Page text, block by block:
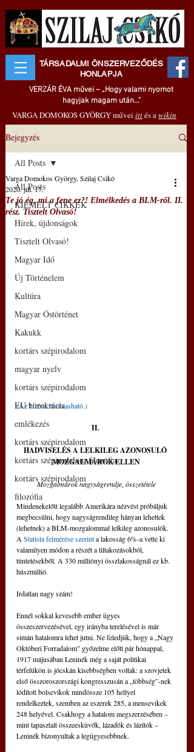
TÁRSADALMI ÖNSZERVEZŐDÉS
HONLAPJA
VERZÁR ÉVA művei – „Hogy valami nyomot
hagyjak magam után..."
VARGA DOMOKOS GYÖRGY művei ittés awikin
Bejegyzés
All Posts
KIEMELT CIKKEK
Hírek, újdonságok
Tisztelt Olvasó!
Magyar Idő
Új Történelem
Kultúra
Magyar Őstörténet
Kakukk
kortárs szépirodalom
magyar nyelv
kortárs szépirodalom
EU bürokrácia
emlékezés
kortárs szépirodalom
kortárs szépirodalom filozófia
kortárs szépirodalom
filozófia
All Posts
Te jó ég, mi a fene ez?! Elmélkedés a BLM-ről. II.
rész. Tisztelt Olvasó!
Varga Domokos György, Szilaj Csikó
2020. júl. 17.
(Az I. rész itt olvasható.)
II.
HADVISELÉS A LELKILEG AZONOSULÓ
MOZGALMÁROK ELLEN
Mozgalmárok nagyságrendje, összetétele
Mindenekelőtt legalább Amerikára nézvést próbáljuk
megbecsülni, hogy nagyságrendileg hányan lehettek
(lehetnek) a BLM-mozgalommal lelkileg azonosulók.
A Statista felmérése szerint a lakosság 6%-a vette ki
valamilyen módon a részét a tiltakozásokból,
tüntetésekből. A 330 milliónyi összlakosságnál ez kb.
húszmillió.
Irdatlan nagy szám!
Ennél sokkal kevesebb ember ügyes
összeszervezésével, egy irányba terelésével is már
simán hatalomra lehet jutni. Ne feledjük, hogy a „Nagy
Októberi Forradalom” győzelme előtt pár hónappal,
1917 májusában Leninék még a saját politikai
térfelükön is jócskán kisebbségben voltak: a szovjetek
első összoroszországi kongresszusán a „többség”-nek
lódított bolsevikok mindössze 105 hellyel
rendelkeztek, szemben az eszerek 285, a mensevikek
248 helyével. Csakhogy a hatalom megszerzésében –
mint tapasztalt összeesküvők, lázadók és lázítók –
Leninék bizonyultak a legügyesebbnek.